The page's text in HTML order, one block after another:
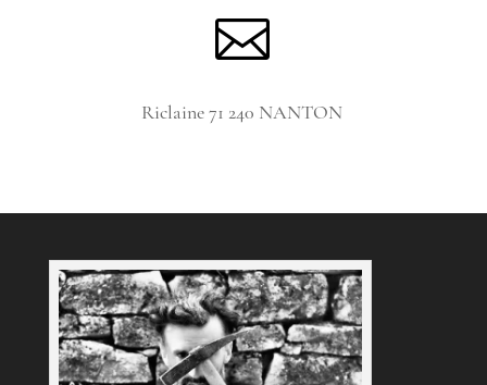

Riclaine 71 240 NANTON